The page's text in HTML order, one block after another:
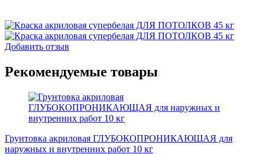
Добавить отзыв
Рекомендуемые товары
Грунтовка акриловая ГЛУБОКОПРОНИКАЮЩАЯ для
наружных и внутренних работ 10 кг